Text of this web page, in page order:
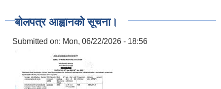
बोलपत्र आह्वानको सूचना।
Submitted on: Mon, 06/22/2026 - 18:56